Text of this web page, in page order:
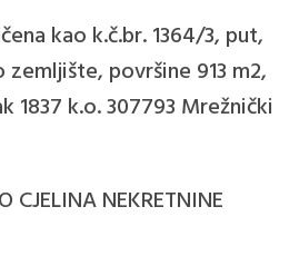
kao k.č.br. 1364/3, put,
površine 913 m2,
1837 k.o. 307793 Mrežnički
CJELINA NEKRETNINE